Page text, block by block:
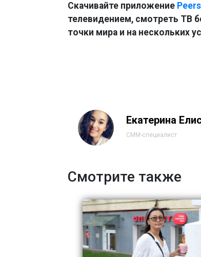
Скачивайте приложение
телевидением, смотреть ТВ
точки мира и на нескольких
Екатерина
СММ-специалист
Смотрите также